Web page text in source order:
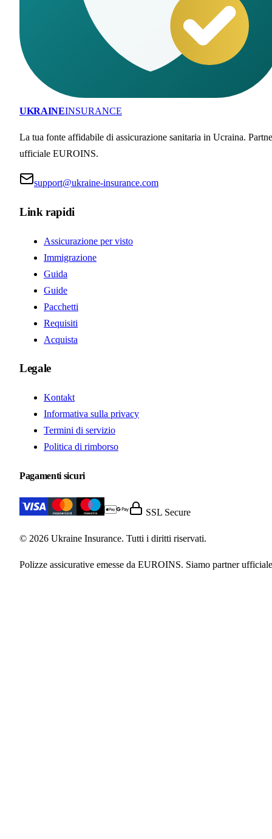
UKRAINEINSURANCE
La tua fonte affidabile di assicurazione sanitaria in Ucraina.
ufficiale EUROINS.
support@ukraine-insurance.com
Link rapidi
Assicurazione per visto
Immigrazione
Guida
Guide
Pacchetti
Requisiti
Acquista
Legale
Kontakt
Informativa sulla privacy
Termini di servizio
Politica di rimborso
Pagamenti sicuri
SSL Secure
© 2026 Ukraine Insurance. Tutti i diritti riservati.
Polizze assicurative emesse da EUROINS. Siamo partner